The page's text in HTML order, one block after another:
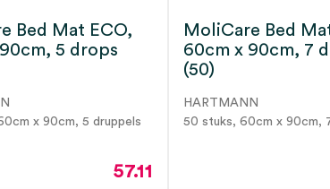
Bed Mat ECO,
5 drops
x 90cm, 5 druppels
57.11
MoliCare Bed
60cm x 90cm, 7
(50)
HARTMANN
50 stuks, 60cm x 90cm,